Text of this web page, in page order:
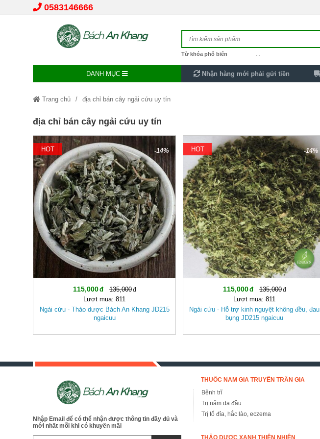
0583146666
Từ khóa phổ biến
DANH MỤC Nhận hàng mới phải gửi tiền
Trang chủ địa chỉ bán cây ngải cứu uy tín
địa chỉ bán cây ngải cứu uy tín
-14%
HOT
115,000
135,000
Lượt mua: 811
Ngải cứu - Thảo dược Bách An Khang JD215
ngaicuu
-14%
HOT
115,000
135,000
Lượt mua: 811
Ngải cứu - Hỗ trợ kinh nguyệt không đều, đau
bụng JD215 ngaicuu
Nhập Email để có thể nhận được thông tin đầy đủ và
mới nhất mỗi khi có khuyến mãi
THUỐC NAM GIA TRUYỀN TRẦN GIA
Bệnh trĩ
Trị nấm da đầu
Trị tổ đỉa, hắc lào, eczema
THẢO DƯỢC XANH THIÊN NHIÊN